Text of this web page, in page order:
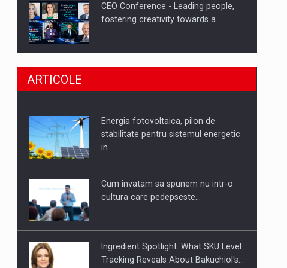
CEO Conference - Leading people,
fostering creativity towards a…
CEO Conference - Shaping The
Webinar - Business Evolution-
RETHINK STRATEGY-Finantare
ARTICOLE
Energia fotovoltaica, pilon de
stabilitate pentru sistemul energetic
in…
Cum invatam sa spunem nu intr-o
cultura care pedepseste…
Ingredient Spotlight: What SKU Level
Tracking Reveals About Bakuchiol's…